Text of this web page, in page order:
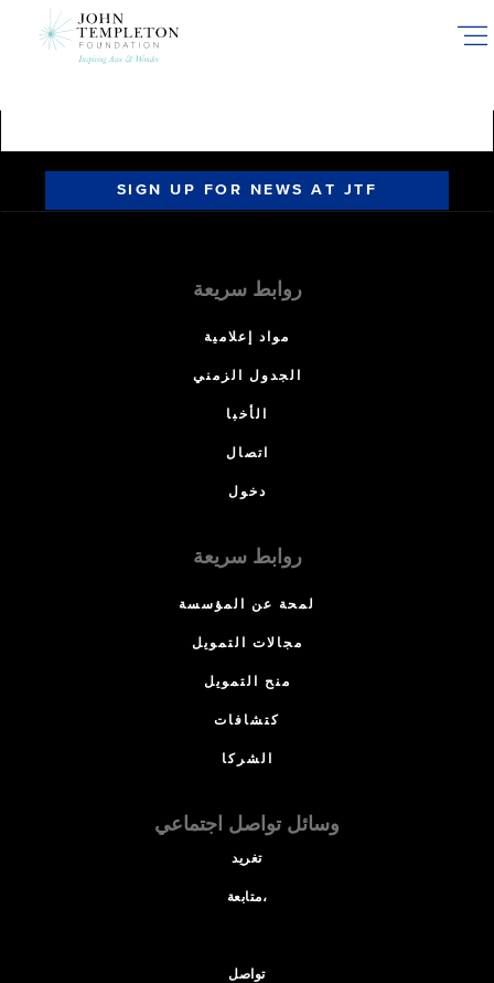
SIGN UP FOR NEWS AT JTF
روابط سريعة
مواد إعلامية
الجدول الزمني
الأخبا
اتصال
دخول
روابط سريعة
لمحة عن المؤسسة
مجالات التمويل
منح التمويل
كتشافات
الشركا
وسائل تواصل اجتماعي
تغريد
متابعة،
تواصل